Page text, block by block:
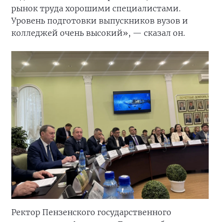
рынок труда хорошими специалистами.
Уровень подготовки выпускников вузов и
колледжей очень высокий», — сказал он.
Ректор Пензенского государственного